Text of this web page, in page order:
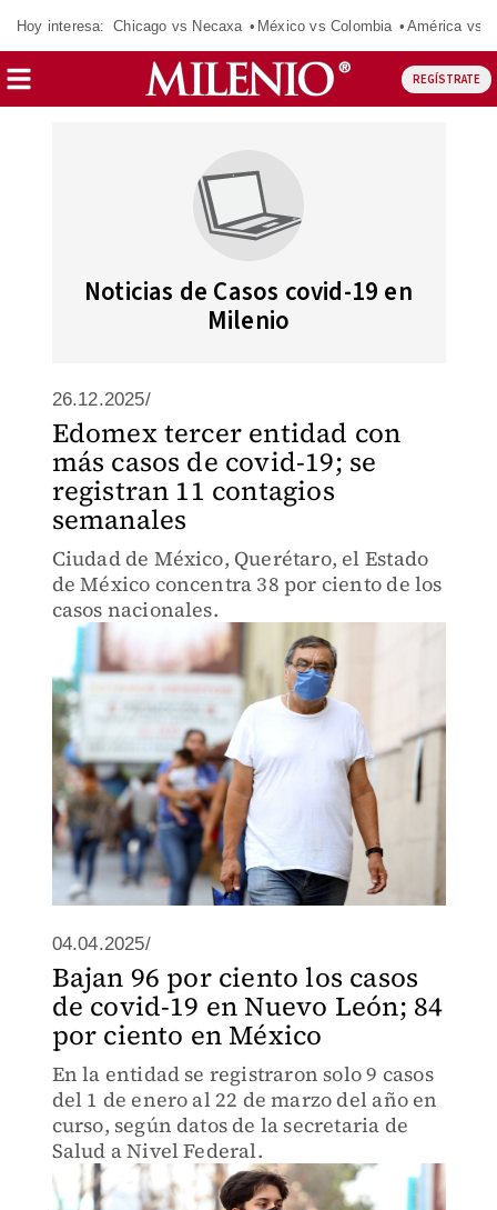
Hoy interesa: Chicago vs Necaxa México vs Colombia América vs
REGÍSTRATE
Noticias de Casos covid-19 en
Milenio
26.12.2025/
Edomex tercer entidad con
más casos de covid-19; se
registran 11 contagios
semanales
Ciudad de México, Querétaro, el Estado
de México concentra 38 por ciento de los
casos nacionales.
04.04.2025/
Bajan 96 por ciento los casos
de covid-19 en Nuevo León; 84
por ciento en México
En la entidad se registraron solo 9 casos
del 1 de enero al 22 de marzo del año en
curso, según datos de la secretaria de
Salud a Nivel Federal.